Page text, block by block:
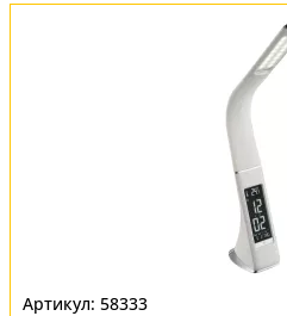
58333